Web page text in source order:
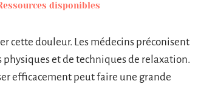
disponibles
cette douleur. Les médecins préconisent
et de techniques de relaxation.
efficacement peut faire une grande